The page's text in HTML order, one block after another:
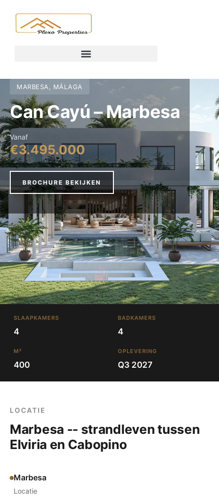
MARBESA, MÁLAGA
Can Cayú – Marbesa
Vanaf
€3.495.000
BROCHURE BEKIJKEN
SLAAPKAMERS
4
BADKAMERS
4
M²
400
OPLEVERING
Q3 2027
LOCATIE
Marbesa -- strandleven tussen
Elviria en Cabopino
Marbesa
Locatie